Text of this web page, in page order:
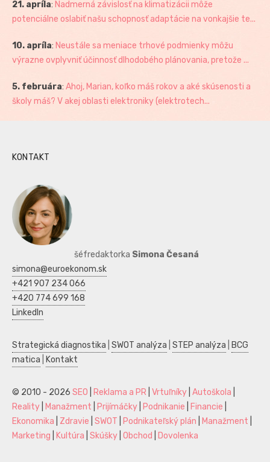
21. apríla: Nadmerná závislosť na klimatizácii môže
potenciálne oslabiť našu schopnosť adaptácie na vonkajšie te...
10. apríla: Neustále sa meniace trhové podmienky môžu
výrazne ovplyvniť účinnosť dlhodobého plánovania, pretože ...
5. februára: Ahoj, Marian, koľko máš rokov a aké skúsenosti a
školy máš? V akej oblasti elektroniky (elektrotech...
KONTAKT
šéfredaktorka Simona Česaná
simona@euroekonom.sk
+421 907 234 066
+420 774 699 168
LinkedIn
Strategická diagnostika SWOT analýza STEP analýza
BCG
matica
Kontakt
© 2010 - 2026 SEO Reklama a PR Vrtuľníky Autoškola
Reality
Manažment Prijímáčky Podnikanie Financie
Ekonomika
Zdravie SWOT Podnikateľský plán Manažment
Marketing
Kultúra Skúšky Obchod Dovolenka